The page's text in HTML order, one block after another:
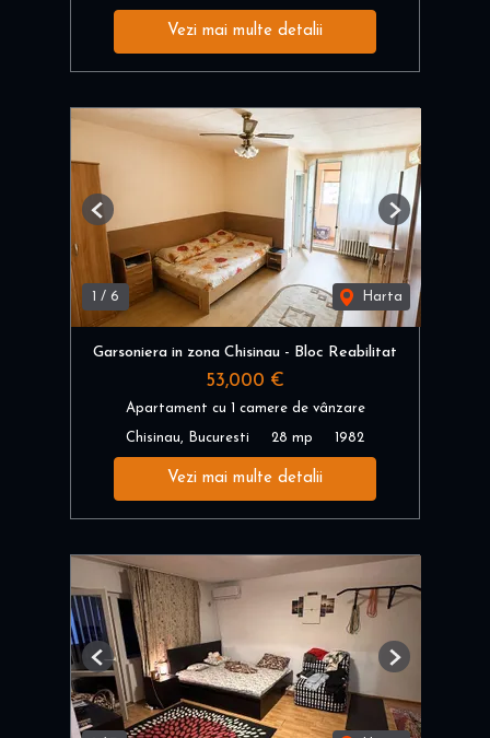
Vezi mai multe detalii
/ 6 Harta
Previous Next
Garsoniera in zona Chisinau - Bloc Reabilitat
53,000 €
Apartament cu 1 camere de vânzare
Chisinau, Bucuresti 28 mp 1982
Vezi mai multe detalii
Previous Next